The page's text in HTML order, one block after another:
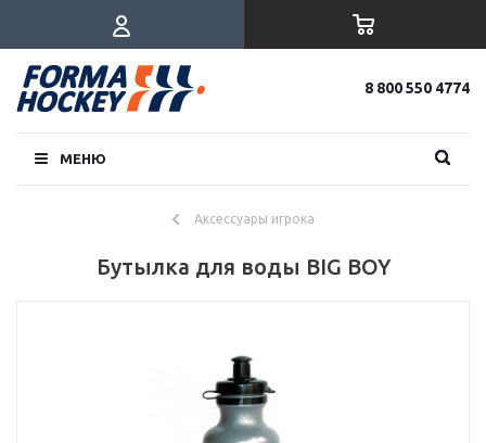
8 800 550 4774
МЕНЮ
Аксессуары игрока
Бутылка для воды BIG BOY